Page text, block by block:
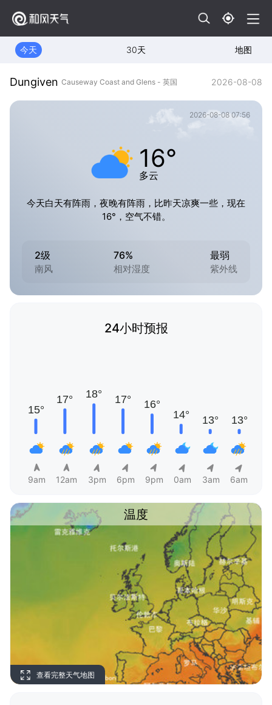
今天 30天 地图
Dungiven Causeway Coast and Glens - 英国 2026-08-08
2026-08-08 07:56
16°
多云
今天白天有阵雨，夜晚有阵雨，比昨天凉爽一些，现在
16°，空气不错。
2级
南风
76%
相对湿度
最弱
紫外线
24小时预报
9am 12am 3pm 6pm 9pm 0am 3am 6am
温度
查看完整天气地图